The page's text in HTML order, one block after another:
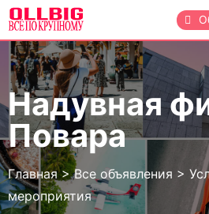
Перейти
содержанию
Надувная
Повара
Главная>Все объявления >
мероприятия